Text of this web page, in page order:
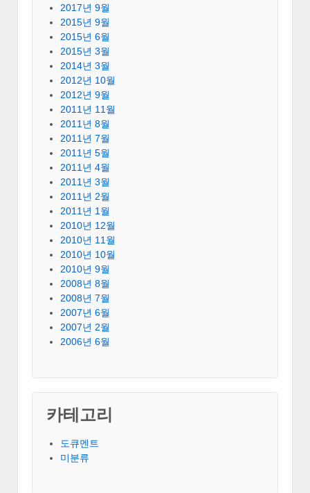
2017년 9월
2015년 9월
2015년 6월
2015년 3월
2014년 3월
2012년 10월
2012년 9월
2011년 11월
2011년 8월
2011년 7월
2011년 5월
2011년 4월
2011년 3월
2011년 2월
2011년 1월
2010년 12월
2010년 11월
2010년 10월
2010년 9월
2008년 8월
2008년 7월
2007년 6월
2007년 2월
2006년 6월
카테고리
도큐멘트
미분류